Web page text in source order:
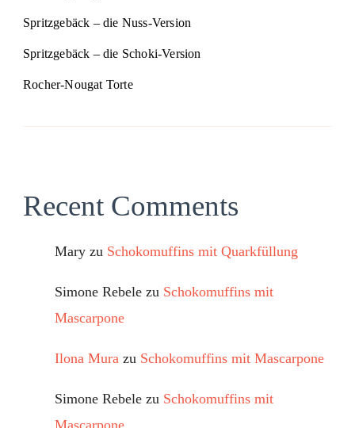
Spritzgebäck – die Nuss-Version
Spritzgebäck – die Schoki-Version
Rocher-Nougat Torte
Recent Comments
Mary zu Schokomuffins mit Quarkfüllung
Simone Rebele zu Schokomuffins mit
Mascarpone
Ilona Mura zu Schokomuffins mit Mascarpone
Simone Rebele zu Schokomuffins mit
Mascarpone